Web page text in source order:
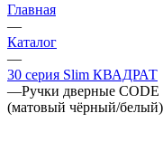
Главная
—
Каталог
—
30 серия Slim КВАДРАТ
—Ручки дверные
(матовый чёрный/белый)